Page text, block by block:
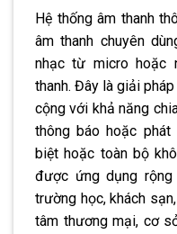
Hệ thống âm thanh
âm thanh chuyên
nhạc từ micro hoặc
thanh. Đây là giải
cộng với khả năng
thông báo hoặc
biệt hoặc toàn bộ
được ứng dụng
trường học, khách
tâm thương mại, cơ